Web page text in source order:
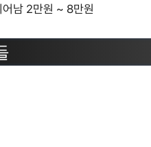
어남 2만원 ~ 8만원